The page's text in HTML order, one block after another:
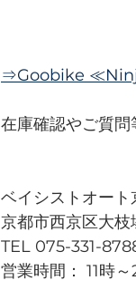
⇒Goobike
在庫確認やご質問
ベイシストオート
京都市西京区大
TEL 075-331-
営業時間： 11時